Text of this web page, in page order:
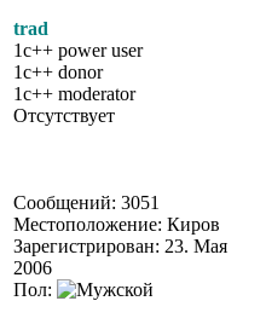
trad
1c++ power user
1c++ donor
1c++ moderator
Отсутствует
Сообщений: 3051
Местоположение: Киров
Зарегистрирован: 23. Мая
2006
Пол: